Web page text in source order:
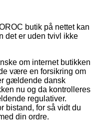
butik på nettet kan
det er uden tvivl ikke
om internet butikken
være en forsikring om
gældende dansk
nu og da kontrolleres
regulativer.
bistand, for så vidt du
din ordre.